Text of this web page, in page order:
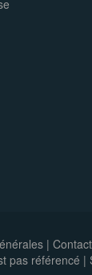
|
pas référencé |